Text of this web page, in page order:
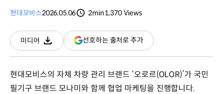
현대모비스2026.05.06
2min1,370 Views
미디어
다운로드
선호하는 출처로 추가(새
창
현대모비스의 자체 차량 관리 브랜드 ‘오로르(OLOR)’가 국민
필기구 브랜드 모나미와 함께 협업 마케팅을 진행합니다.